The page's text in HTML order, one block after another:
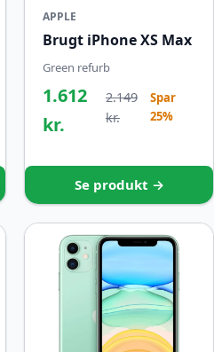
APPLE
Brugt iPhone XS Max
Green refurb
1.612
kr.
2.149
kr.
Spar
25%
Se produkt →